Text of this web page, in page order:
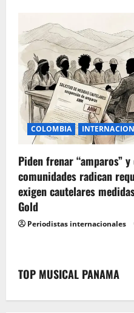
COLOMBIA
Piden frenar “amparos”
comunidades radican
exigen cautelares
Gold
Periodistas internacionales
TOP MUSICAL PANAMA